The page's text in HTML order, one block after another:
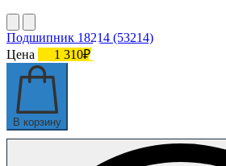
Подшипник 18214 (53214)
Цена
1 310₽
В корзину